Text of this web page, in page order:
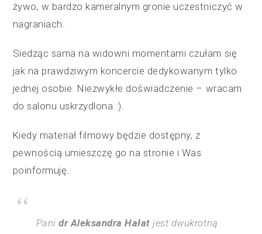
żywo, w bardzo kameralnym gronie uczestniczyć w
nagraniach.
Siedząc sama na widowni momentami czułam się
jak na prawdziwym koncercie dedykowanym tylko
jednej osobie. Niezwykłe doświadczenie – wracam
do salonu uskrzydlona :).
Kiedy materiał filmowy będzie dostępny, z
pewnością umieszczę go na stronie i Was
poinformuję.
Panidr Aleksandra Hałat jest dwukrotną